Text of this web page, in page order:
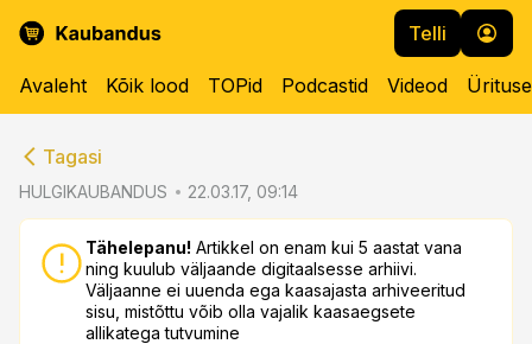
Telli
Avaleht Kõik lood TOPid Podcastid Videod
Tagasi
HULGIKAUBANDUS 22.03.17, 09:14
Tähelepanu! Artikkel on enam kui 5 aastat vana
ning kuulub väljaande digitaalsesse arhiivi.
Väljaanne ei uuenda ega kaasajasta arhiveeritud
sisu, mistõttu võib olla vajalik kaasaegsete
allikatega tutvumine